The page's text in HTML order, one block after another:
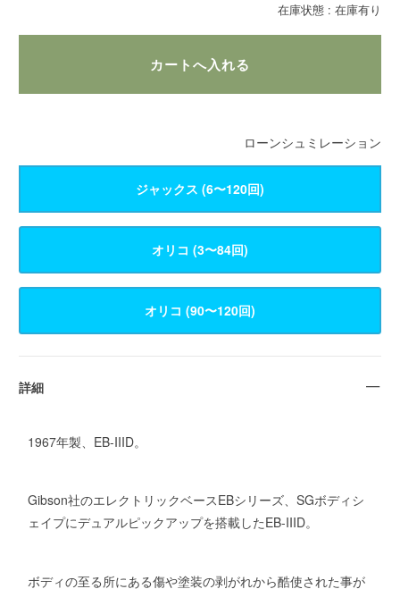
在庫状態 : 在庫有り
ローンシュミレーション
ジャックス (6〜120回)
詳細
1967年製、EB-IIID。
Gibson社のエレクトリックベースEBシリーズ、SGボディシ
ェイプにデュアルピックアップを搭載したEB-IIID。
ボディの至る所にある傷や塗装の剥がれから酷使された事が